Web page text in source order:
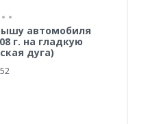
автомобиля
г. на гладкую
дуга)